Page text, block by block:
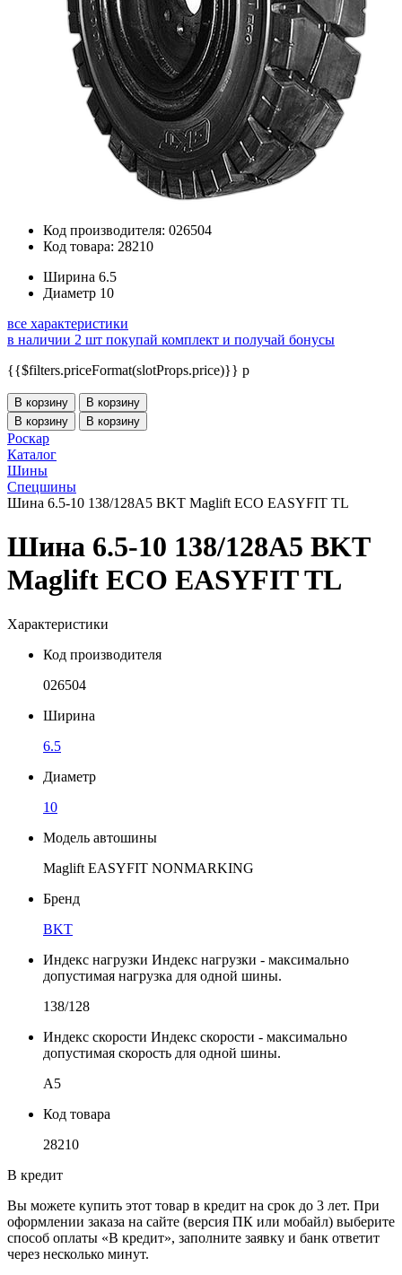
Код производителя: 026504
Код товара: 28210
Ширина 6.5
Диаметр 10
все характеристики
в наличии 2 шт покупай комплект и получай бонусы
{{$filters.priceFormat(slotProps.price)}} p
В корзину
В корзину
В корзину
В корзину
Роскар
Каталог
Шины
Спецшины
Шина 6.5-10 138/128A5 BKT Maglift ECO EASYFIT TL
Шина 6.5-10 138/128A5 BKT
Maglift ECO EASYFIT TL
Характеристики
Код производителя
026504
Ширина
6.5
Диаметр
10
Модель автошины
Maglift EASYFIT NONMARKING
Бренд
BKT
Индекс нагрузки Индекс нагрузки - максимально
допустимая нагрузка для одной шины.
138/128
Индекс скорости Индекс скорости - максимально
допустимая скорость для одной шины.
A5
Код товара
28210
В кредит
Вы можете купить этот товар в кредит на срок до 3 лет. При
оформлении заказа на сайте (версия ПК или мобайл) выберите
способ оплаты «В кредит», заполните заявку и банк ответит
через несколько минут.